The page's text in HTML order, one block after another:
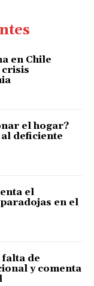
en Chile
crisis
el hogar?
deficiente
el
en el
de
y comenta